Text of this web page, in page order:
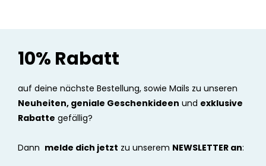
10% Rabatt
auf deine nächste Bestellung, sowie Mails zu unseren
Neuheiten, geniale Geschenkideen und exklusive
Rabatte gefällig?
Dann melde dich jetzt zu unserem NEWSLETTER an: